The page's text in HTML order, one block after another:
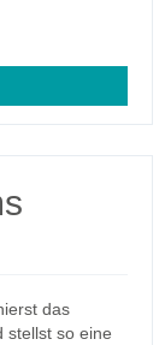
das
stellst so eine